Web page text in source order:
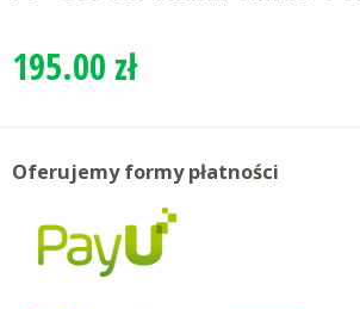
195.00 zł
Oferujemy formy płatności